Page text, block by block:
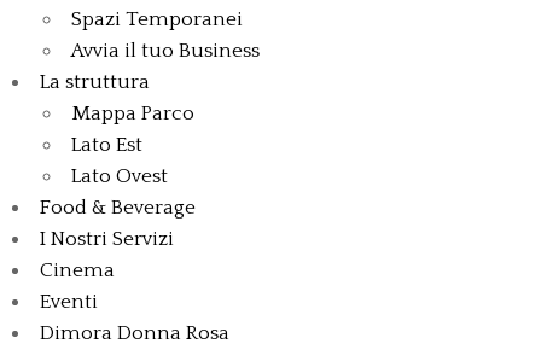
Spazi Temporanei
Avvia il tuo Business
La struttura
Mappa Parco
Lato Est
Lato Ovest
Food & Beverage
I Nostri Servizi
Cinema
Eventi
Dimora Donna Rosa